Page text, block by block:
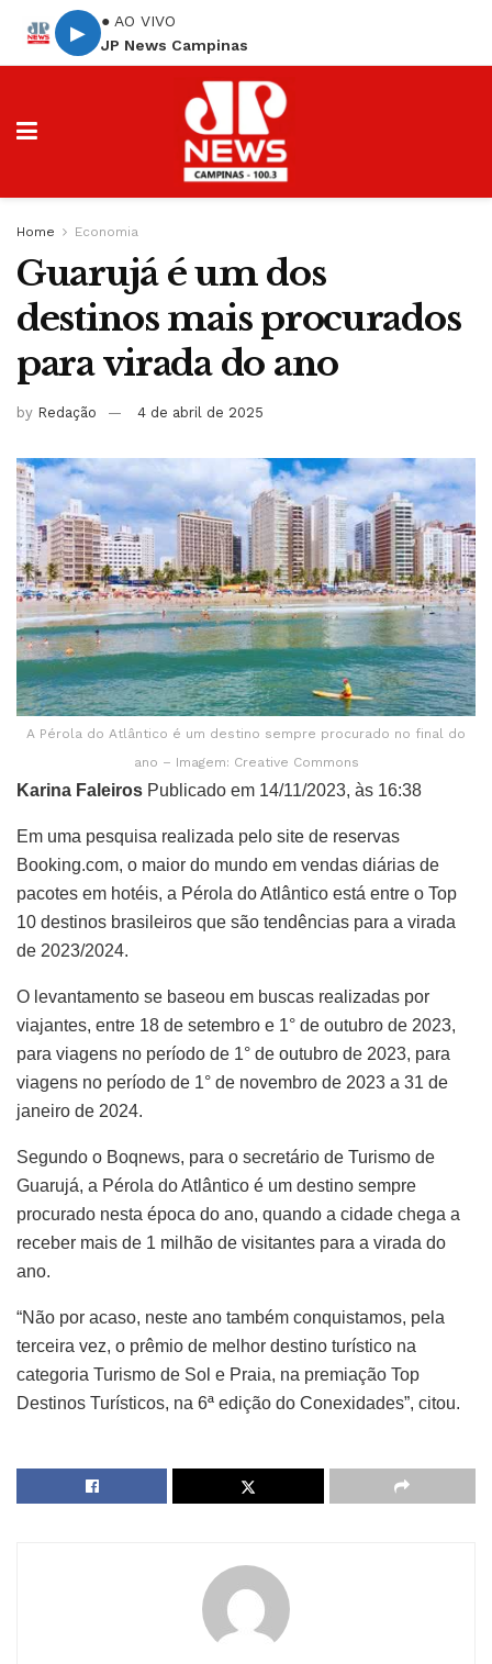
▶
● AO VIVO
JP News Campinas
Home Economia
Guarujá é um dos
destinos mais procurados
para virada do ano
by Redação 4 de abril de 2025
A Pérola do Atlântico é um destino sempre procurado no final do
ano – Imagem: Creative Commons
Karina Faleiros Publicado em 14/11/2023, às 16:38
Em uma pesquisa realizada pelo site de reservas
Booking.com, o maior do mundo em vendas diárias de
pacotes em hotéis, a Pérola do Atlântico está entre o Top
10 destinos brasileiros que são tendências para a virada
de 2023/2024.
O levantamento se baseou em buscas realizadas por
viajantes, entre 18 de setembro e 1° de outubro de 2023,
para viagens no período de 1° de outubro de 2023, para
viagens no período de 1° de novembro de 2023 a 31 de
janeiro de 2024.
Segundo o Boqnews, para o secretário de Turismo de
Guarujá, a Pérola do Atlântico é um destino sempre
procurado nesta época do ano, quando a cidade chega a
receber mais de 1 milhão de visitantes para a virada do
ano.
“Não por acaso, neste ano também conquistamos, pela
terceira vez, o prêmio de melhor destino turístico na
categoria Turismo de Sol e Praia, na premiação Top
Destinos Turísticos, na 6ª edição do Conexidades”, citou.